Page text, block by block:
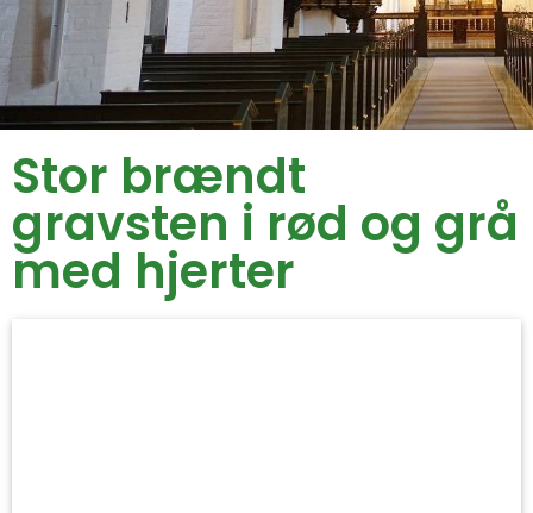
Stor brændt
gravsten i rød og grå
med hjerter